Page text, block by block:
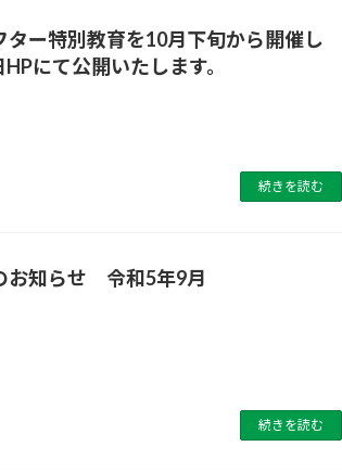
ター特別教育を10月下旬から開催し
にて公開いたします。
続きを読む
お知らせ 令和5年9月
続きを読む